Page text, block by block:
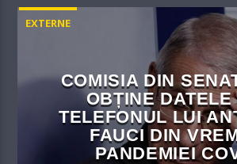
EXTERNE
COMISIA DIN
OBȚINE DATELE
TELEFONUL LUI
FAUCI DIN
PANDEMIEI